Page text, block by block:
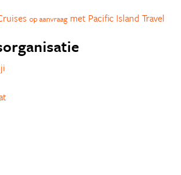
op aanvraag met Pacific Island Travel